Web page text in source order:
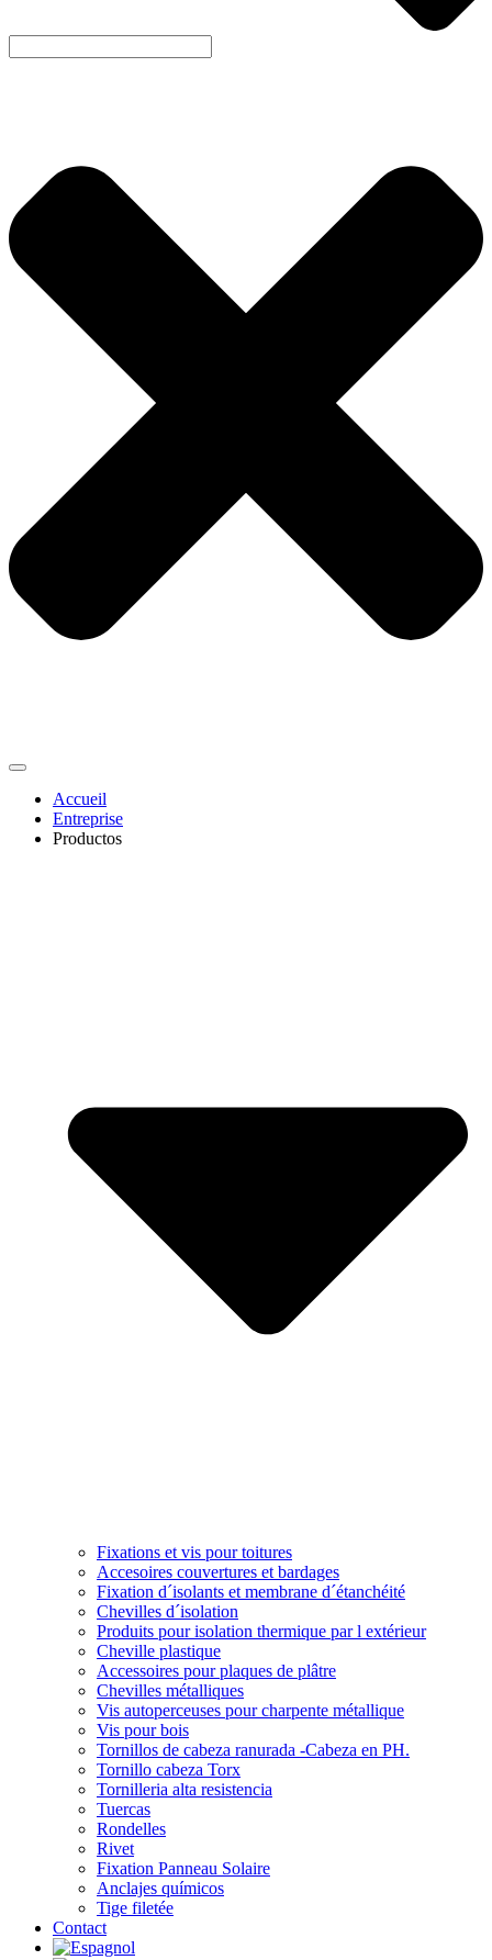
Accueil
Entreprise
Productos
Fixations et vis pour toitures
Accesoires couvertures et bardages
Fixation d´isolants et membrane d´étanchéité
Chevilles d´isolation
Produits pour isolation thermique par l extérieur
Cheville plastique
Accessoires pour plaques de plâtre
Chevilles métalliques
Vis autoperceuses pour charpente métallique
Vis pour bois
Tornillos de cabeza ranurada -Cabeza en PH.
Tornillo cabeza Torx
Tornilleria alta resistencia
Tuercas
Rondelles
Rivet
Fixation Panneau Solaire
Anclajes químicos
Tige filetée
Contact